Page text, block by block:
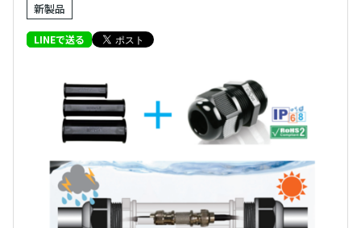
新製品
LINEで送る